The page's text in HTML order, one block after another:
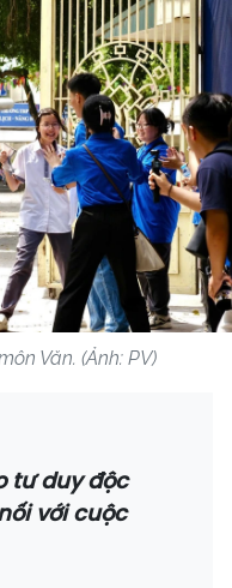
Văn. (Ảnh: PV)
tư duy độc
với cuộc